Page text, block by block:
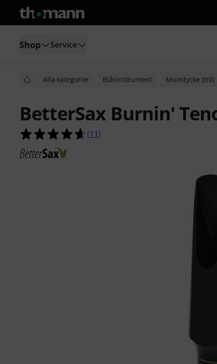
Shop Service
Alla kategorier Blåsinstrument Munstycke (trä)
BetterSax Burnin'
4.6 av 5 stjärnor från 11 kundbetyg
(11)